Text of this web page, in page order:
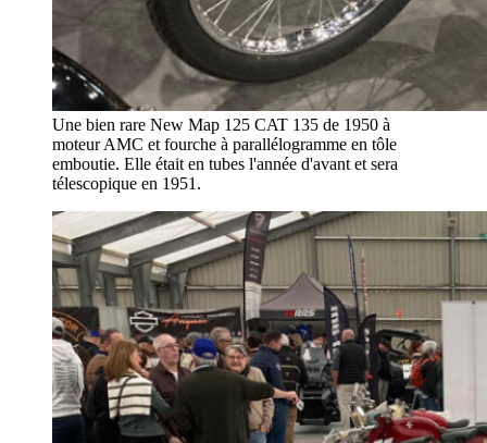
Une bien rare New Map 125 CAT 135 de 1950 à
moteur AMC et fourche à parallélogramme en tôle
emboutie. Elle était en tubes l'année d'avant et sera
télescopique en 1951.